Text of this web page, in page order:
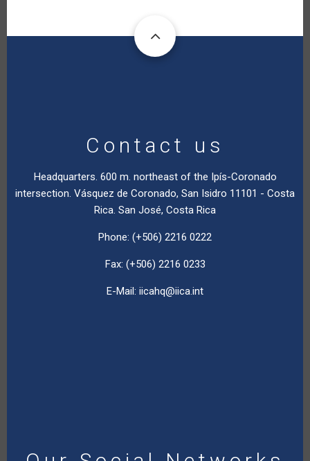
Contact us
Headquarters. 600 m. northeast of the Ipís-Coronado
intersection. Vásquez de Coronado, San Isidro 11101 - Costa
Rica. San José, Costa Rica
Phone: (+506) 2216 0222
Fax: (+506) 2216 0233
E-Mail: iicahq@iica.int